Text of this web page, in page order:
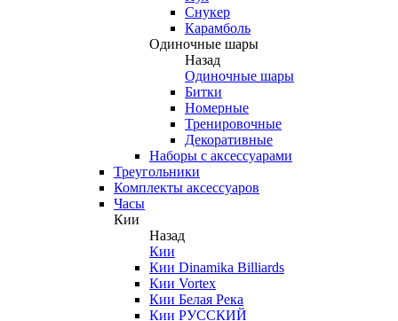
Снукер
Карамболь
Одиночные шары
Назад
Одиночные шары
Битки
Номерные
Тренировочные
Декоративные
Наборы с аксессуарами
Треугольники
Комплекты аксессуаров
Часы
Кии
Назад
Кии
Кии Dinamika Billiards
Кии Vortex
Кии Белая Река
Кии РУССКИЙ